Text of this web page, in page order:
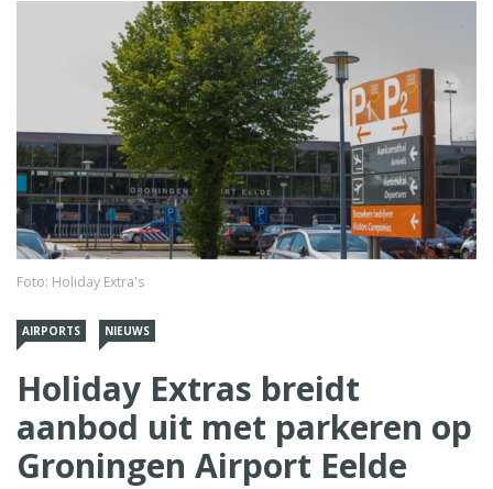
Foto: Holiday Extra's
AIRPORTS NIEUWS
Holiday Extras breidt
aanbod uit met parkeren op
Groningen Airport Eelde